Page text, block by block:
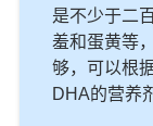
是不少于二
羞和蛋黄等
够，可以根
DHA的营养